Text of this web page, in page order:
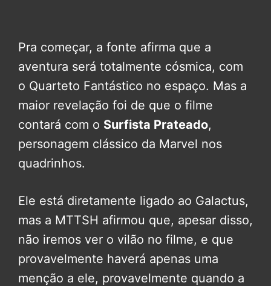
Pra começar, a fonte afirma que a
aventura será totalmente cósmica, com
o Quarteto Fantástico no espaço. Mas a
maior revelação foi de que o filme
contará com o Surfista Prateado,
personagem clássico da Marvel nos
quadrinhos.
Ele está diretamente ligado ao Galactus,
mas a MTTSH afirmou que, apesar disso,
não iremos ver o vilão no filme, e que
provavelmente haverá apenas uma
menção a ele, provavelmente quando a